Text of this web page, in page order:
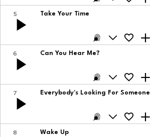
5 Take Your Time
6 Can You Hear Me?
7 Everybody's Looking For Someone
8 Wake Up